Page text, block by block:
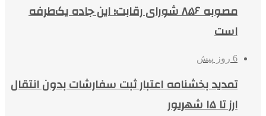
مصوبه ۸۵۶ شورای رقابت؛ این جاده یک‌طرفه
است
6 روز پیش
تمدید بخشنامه اعتبار ثبت سفارشات بدون انتقال
ارز تا ۱۵ شهریور